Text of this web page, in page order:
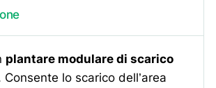
plantare modulare di scarico
Consente lo scarico dell’area